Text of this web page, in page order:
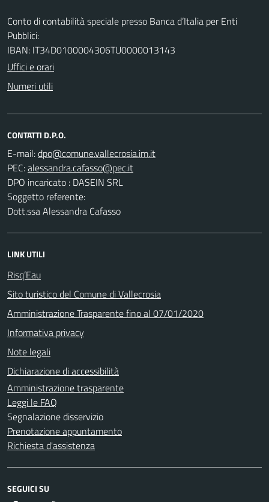
Conto di contabilità speciale presso Banca d’Italia per Enti
Pubblici:
IBAN: IT34D0100004306TU0000013143
Uffici e orari
Numeri utili
CONTATTI D.P.O.
E-mail:
PEC:
DPO incaricato : DASEIN SRL
Soggetto referente:
Dott.ssa Alessandra Cafasso
LINK UTILI
Risq’Eau
Sito turistico del Comune di Vallecrosia
Amministrazione Trasparente fino al 07/01/2020
Informativa privacy
Note legali
Dichiarazione di accessibilità
Amministrazione trasparente
Leggi le FAQ
Segnalazione disservizio
Prenotazione appuntamento
Richiesta d'assistenza
SEGUICI SU